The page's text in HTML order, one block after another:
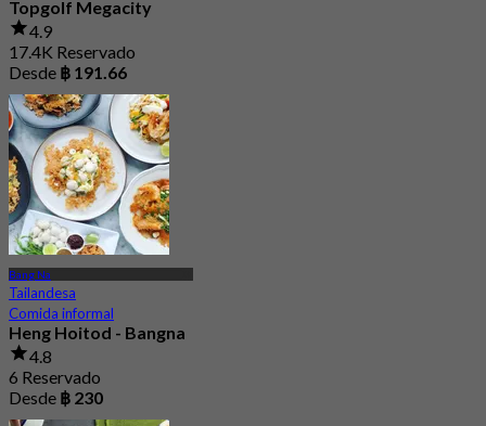
Topgolf Megacity
4.9
17.4K Reservado
Desde ฿ 191.66
Bang Na
Tailandesa
Comida informal
Heng Hoitod - Bangna
4.8
6 Reservado
Desde ฿ 230